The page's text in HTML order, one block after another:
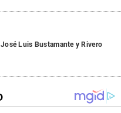
José Luis Bustamante y Rivero